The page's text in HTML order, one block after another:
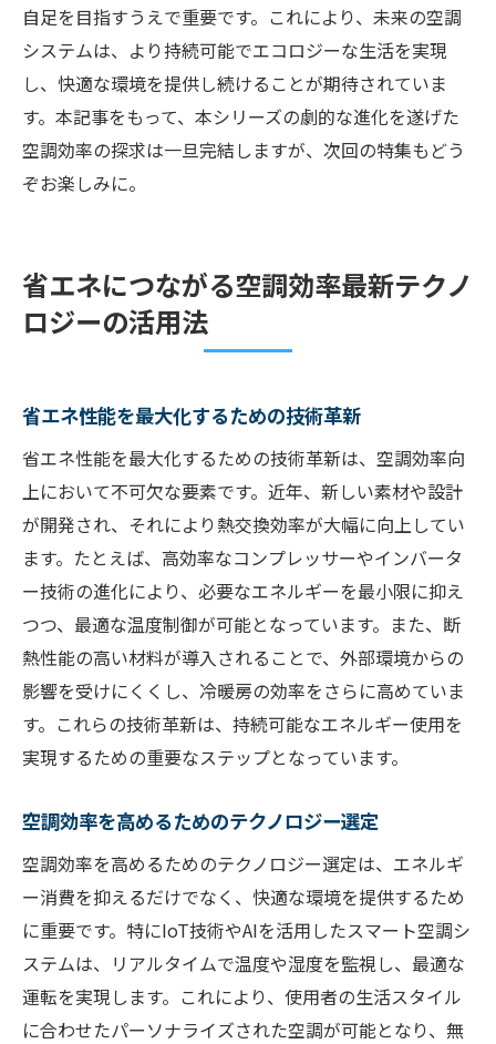
自足を目指すうえで重要です。これにより、未来の空調
システムは、より持続可能でエコロジーな生活を実現
し、快適な環境を提供し続けることが期待されていま
す。本記事をもって、本シリーズの劇的な進化を遂げた
空調効率の探求は一旦完結しますが、次回の特集もどう
ぞお楽しみに。
省エネにつながる空調効率最新テクノ
ロジーの活用法
省エネ性能を最大化するための技術革新
省エネ性能を最大化するための技術革新は、空調効率向
上において不可欠な要素です。近年、新しい素材や設計
が開発され、それにより熱交換効率が大幅に向上してい
ます。たとえば、高効率なコンプレッサーやインバータ
ー技術の進化により、必要なエネルギーを最小限に抑え
つつ、最適な温度制御が可能となっています。また、断
熱性能の高い材料が導入されることで、外部環境からの
影響を受けにくくし、冷暖房の効率をさらに高めていま
す。これらの技術革新は、持続可能なエネルギー使用を
実現するための重要なステップとなっています。
空調効率を高めるためのテクノロジー選定
空調効率を高めるためのテクノロジー選定は、エネルギ
ー消費を抑えるだけでなく、快適な環境を提供するため
に重要です。特にIoT技術やAIを活用したスマート空調シ
ステムは、リアルタイムで温度や湿度を監視し、最適な
運転を実現します。これにより、使用者の生活スタイル
に合わせたパーソナライズされた空調が可能となり、無